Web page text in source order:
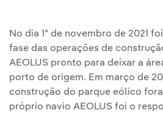
No dia 1º de novembro de 2021
fase das operações de
AEOLUS pronto para deixar a
porto de origem. Em março de
construção do parque eólico
próprio navio AEOLUS foi o